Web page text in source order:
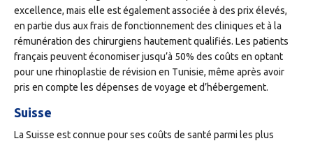
excellence, mais elle est également associée à des prix élevés,
en partie dus aux frais de fonctionnement des cliniques et à la
rémunération des chirurgiens hautement qualifiés. Les patients
français peuvent économiser jusqu’à 50% des coûts en optant
pour une rhinoplastie de révision en Tunisie, même après avoir
pris en compte les dépenses de voyage et d’hébergement.
Suisse
La Suisse est connue pour ses coûts de santé parmi les plus